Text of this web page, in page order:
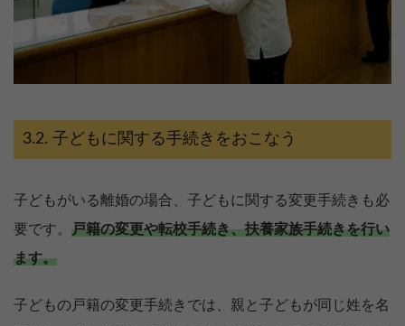
子どもに関する手続きをおこなう
子どもがいる離婚の場合、子どもに関する変更手続きも必
要です。 戸籍の変更や転校手続き、扶養家族手続きを行い
ます。
子どもの戸籍の変更手続きでは、親と子どもが同じ姓を名